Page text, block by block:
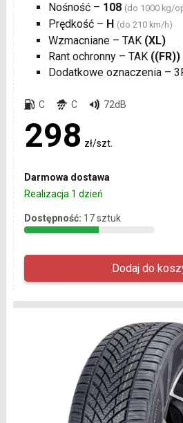
Nośność – 108 (do 1000 kg/
Prędkość – H (do 210 km/h)
Wzmacniane – TAK (XL)
Rant ochronny – TAK ((FR))
Dodatkowe oznaczenia –
C C 72dB
298 zł/szt.
Darmowa dostawa
Realizacja 1 dzień
Dostępność: 17 sztuk